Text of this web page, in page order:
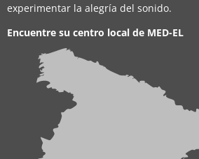
experimentar la alegría del sonido.
Encuentre su centro local de MED-EL